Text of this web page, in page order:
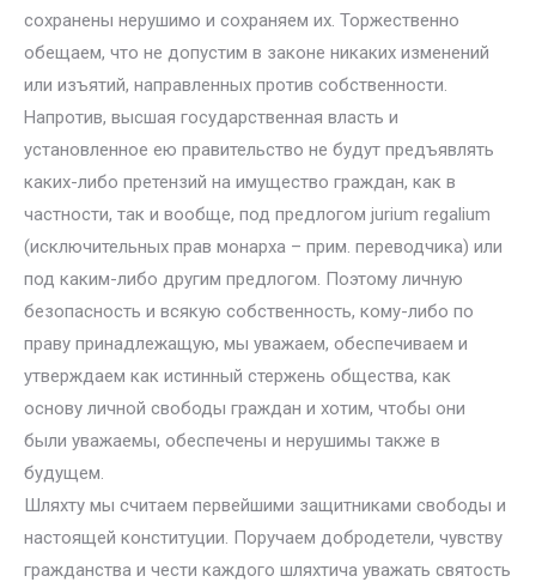
сохранены нерушимо и сохраняем их. Торжественно
обещаем, что не допустим в законе никаких изменений
или изъятий, направленных против собственности.
Напротив, высшая государственная власть и
установленное ею правительство не будут предъявлять
каких-либо претензий на имущество граждан, как в
частности, так и вообще, под предлогом jurium regalium
(исключительных прав монарха – прим. переводчика) или
под каким-либо другим предлогом. Поэтому личную
безопасность и всякую собственность, кому-либо по
праву принадлежащую, мы уважаем, обеспечиваем и
утверждаем как истинный стержень общества, как
основу личной свободы граждан и хотим, чтобы они
были уважаемы, обеспечены и нерушимы также в
будущем.
Шляхту мы считаем первейшими защитниками свободы и
настоящей конституции. Поручаем добродетели, чувству
гражданства и чести каждого шляхтича уважать святость